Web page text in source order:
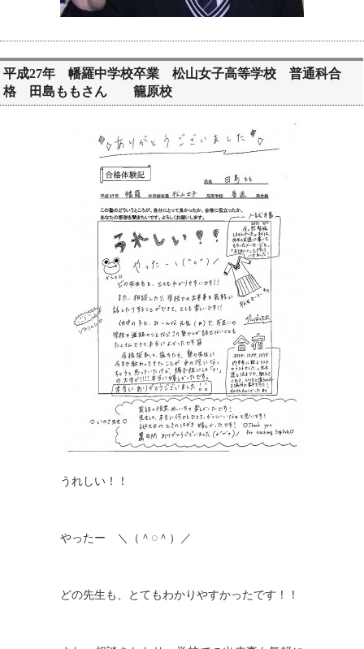
平成27年 幡羅中学校卒業 松山女子高等学校 普通科合
格 田島ももさん 籠原校
うれしい ！！
やったー ＼（＾◌＾）／
どの先生も、とてもわかりやすかったです！！